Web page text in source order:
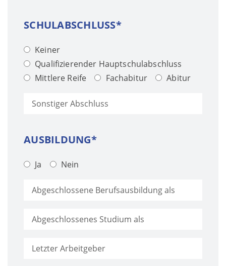
SCHULABSCHLUSS*
Keiner
Qualifizierender Hauptschulabschluss
Mittlere Reife
Fachabitur Abitur
AUSBILDUNG*
Ja Nein